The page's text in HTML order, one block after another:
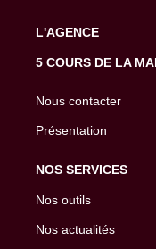
L'AGENCE
5 COURS DE LA
Nous contacter
Présentation
NOS SERVICES
Nos outils
Nos actualités